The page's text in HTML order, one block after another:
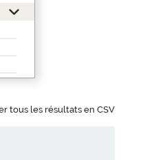
tous les résultats en CSV